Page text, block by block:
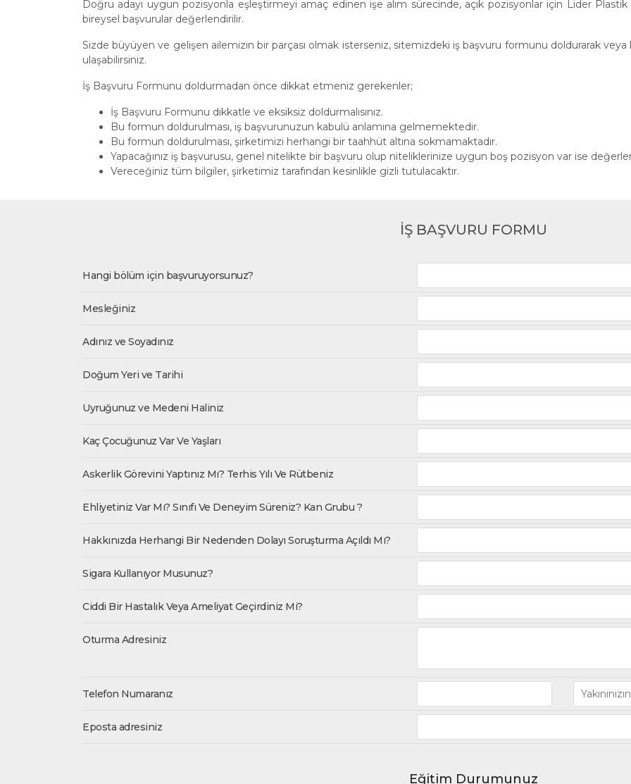
Doğru adayı uygun pozisyonla eşleştirmeyi amaç edinen işe alım sürecinde, açık pozisyonlar için Lider Plastik
bireysel başvurular değerlendirilir.
Sizde büyüyen ve gelişen ailemizin bir parçası olmak isterseniz, sitemizdeki iş başvuru formunu doldurarak veya
ulaşabilirsiniz.
İş Başvuru Formunu doldurmadan önce dikkat etmeniz gerekenler;
İş Başvuru Formunu dikkatle ve eksiksiz doldurmalısınız.
Bu formun doldurulması, iş başvurunuzun kabulü anlamına gelmemektedir.
Bu formun doldurulması, şirketimizi herhangi bir taahhüt altına sokmamaktadır.
Yapacağınız iş başvurusu, genel nitelikte bir başvuru olup niteliklerinize uygun boş pozisyon var ise
Vereceğiniz tüm bilgiler, şirketimiz tarafından kesinlikle gizli tutulacaktır.
İŞ BAŞVURU FORMU
Hangi bölüm için başvuruyorsunuz?
Mesleğiniz
Adınız ve Soyadınız
Doğum Yeri ve Tarihi
Uyruğunuz ve Medeni Haliniz
Kaç Çocuğunuz Var Ve Yaşları
Askerlik Görevini Yaptınız Mı? Terhis Yılı Ve Rütbeniz
Ehliyetiniz Var Mı? Sınıfı Ve Deneyim Süreniz? Kan Grubu ?
Hakkınızda Herhangi Bir Nedenden Dolayı Soruşturma Açıldı Mı?
Sigara Kullanıyor Musunuz?
Ciddi Bir Hastalık Veya Ameliyat Geçirdiniz Mi?
Oturma Adresiniz
Telefon Numaranız
Eposta adresiniz
Eğitim Durumunuz